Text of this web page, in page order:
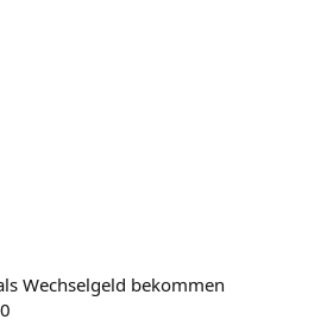
Wechselgeld bekommen